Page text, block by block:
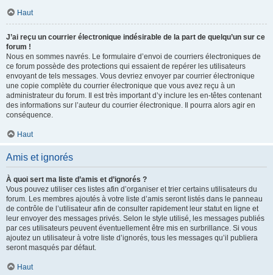
Haut
J’ai reçu un courrier électronique indésirable de la part de quelqu’un sur ce
forum !
Nous en sommes navrés. Le formulaire d’envoi de courriers électroniques de
ce forum possède des protections qui essaient de repérer les utilisateurs
envoyant de tels messages. Vous devriez envoyer par courrier électronique
une copie complète du courrier électronique que vous avez reçu à un
administrateur du forum. Il est très important d’y inclure les en-têtes contenant
des informations sur l’auteur du courrier électronique. Il pourra alors agir en
conséquence.
Haut
Amis et ignorés
À quoi sert ma liste d’amis et d’ignorés ?
Vous pouvez utiliser ces listes afin d’organiser et trier certains utilisateurs du
forum. Les membres ajoutés à votre liste d’amis seront listés dans le panneau
de contrôle de l’utilisateur afin de consulter rapidement leur statut en ligne et
leur envoyer des messages privés. Selon le style utilisé, les messages publiés
par ces utilisateurs peuvent éventuellement être mis en surbrillance. Si vous
ajoutez un utilisateur à votre liste d’ignorés, tous les messages qu’il publiera
seront masqués par défaut.
Haut